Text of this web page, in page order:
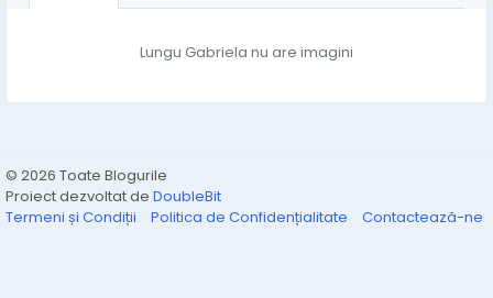
Lungu Gabriela nu are imagini
© 2026 Toate Blogurile
Proiect dezvoltat de DoubleBit
Termeni și Condiții
Politica de Confidențialitate Contactează-ne